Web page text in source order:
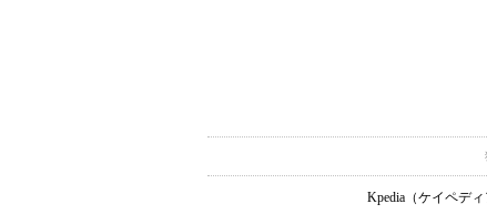
Kpedia（ケイペデ